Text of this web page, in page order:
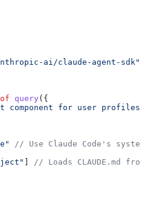
ai/claude-agent-sdk"
of query ({
component for user profiles"
// Use Claude Code's
// Loads CLAUDE.md